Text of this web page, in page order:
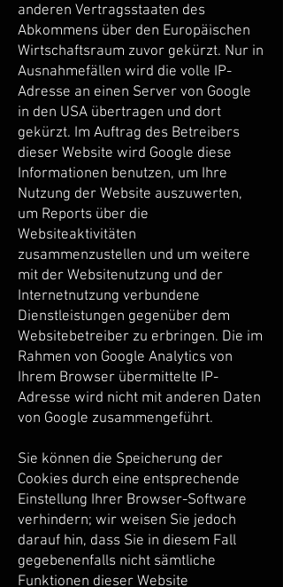
anderen Vertragsstaaten des
Abkommens über den Europäischen
Wirtschaftsraum zuvor gekürzt. Nur in
Ausnahmefällen wird die volle IP-
Adresse an einen Server von Google
in den USA übertragen und dort
gekürzt. Im Auftrag des Betreibers
dieser Website wird Google diese
Informationen benutzen, um Ihre
Nutzung der Website auszuwerten,
um Reports über die
Websiteaktivitäten
zusammenzustellen und um weitere
mit der Websitenutzung und der
Internetnutzung verbundene
Dienstleistungen gegenüber dem
Websitebetreiber zu erbringen. Die im
Rahmen von Google Analytics von
Ihrem Browser übermittelte IP-
Adresse wird nicht mit anderen Daten
von Google zusammengeführt.
Sie können die Speicherung der
Cookies durch eine entsprechende
Einstellung Ihrer Browser-Software
verhindern; wir weisen Sie jedoch
darauf hin, dass Sie in diesem Fall
gegebenenfalls nicht sämtliche
Funktionen dieser Website